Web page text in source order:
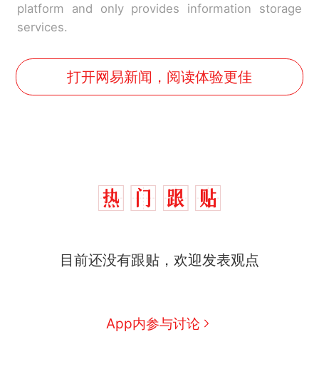
platform and only provides information storage
services.
打开网易新闻，阅读体验更佳
目前还没有跟贴，欢迎发表观点
App内参与讨论